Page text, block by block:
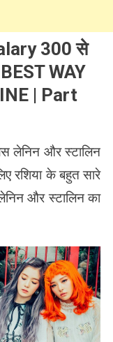
300 से
WAY
| Part
लेनिन और स्टालिन
रशिया के बहुत सारे
और स्टालिन का